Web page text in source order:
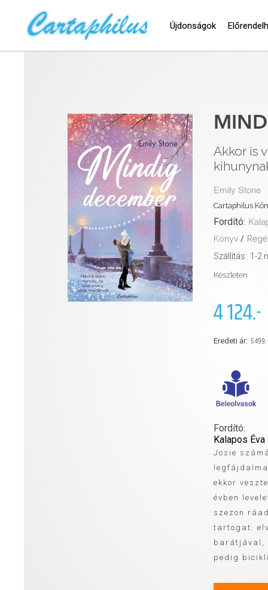
Újdonságok
Akkor is
Emily Stone
Cartaphilus
Fordító:
Könyv /
Szállítás: 1-2
Készleten
4 124.-
Eredeti ár: 5 499.-
Fordító:
Kalapos Éva
Josie
ekkor
évben
szezon
tartogat:
barátjával,
pedig